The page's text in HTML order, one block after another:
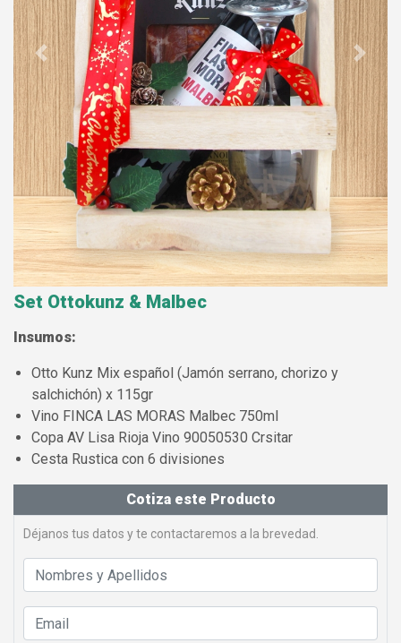
Previous Next
Set Ottokunz & Malbec
Insumos:
Otto Kunz Mix español (Jamón serrano, chorizo y
salchichón) x 115gr
Vino FINCA LAS MORAS Malbec 750ml
Copa AV Lisa Rioja Vino 90050530 Crsitar
Cesta Rustica con 6 divisiones
Cotiza este Producto
Déjanos tus datos y te contactaremos a la brevedad.